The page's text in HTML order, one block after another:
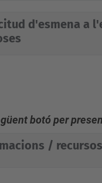
d'esmena a
botó per
/ recursos